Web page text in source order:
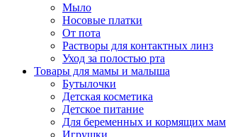
Мыло
Носовые платки
От пота
Растворы для контактных линз
Уход за полостью рта
Товары для мамы и малыша
Бутылочки
Детская косметика
Детское питание
Для беременных и кормящих мам
Игрушки